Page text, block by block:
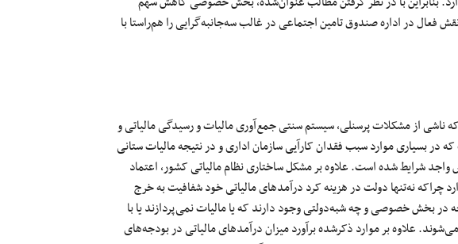
فعال در اداره صندوقتامین اجتماعیدر غالبسه‌جانبه‌گراییراهم‌راستابا
ناشی از مشکلات پرسنلی، سیستم سنتیجمع‌آوریمالیات و رسیدگی مالیاتی و
در بسیاری موارد سبب فقدانکارآییسازمان اداری ودرنتیجهمالیات ستانی
واجد شرایط شده است. علاوه بر مشکل ساختاری نظام مالیاتی کشور، اعتماد
چراکهنه‌تنهادولت در هزینه کرد درآمدهای مالیاتی خود شفافیت به خرج
دربخش خصوصیو چهشبه‌دولتیوجود دارند که یا مالیاتنمی‌پردازندیا با
می‌شوند. علاوه بر موارد ذکرشده برآورد میزان درآمدهای مالیاتی در بودجه‌های